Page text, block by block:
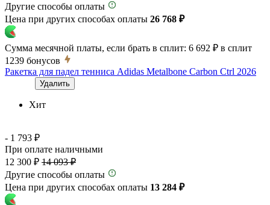
Другие способы оплаты
Цена при других способах оплаты 26 768 ₽
Сумма месячной платы, если брать в сплит: 6 692 ₽ в сплит
1239 бонусов
Ракетка для падел тенниса Adidas Metalbone Carbon Ctrl 2026
Удалить
Хит
- 1 793 ₽
При оплате наличными
12 300 ₽ 14 093 ₽
Другие способы оплаты
Цена при других способах оплаты 13 284 ₽